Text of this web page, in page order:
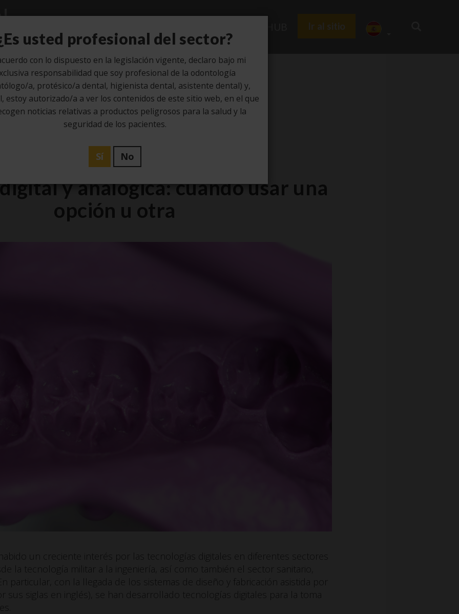
Ir al sitio
28
Ene
Estudio
y analógica: cuándo usar una
opción u otra
un creciente interés por las tecnologías digitales en diferentes sectores
la tecnología militar a la ingeniería, así como también el sector sanitario,
particular, con la llegada de los sistemas de diseño y fabricación asistida por
sus siglas en inglés), se han desarrollado tecnologías digitales para la toma
usted profesional del sector?
con lo dispuesto en la legislación vigente, declaro bajo mi
responsabilidad que soy profesional de la odontología
a, protésico/a dental, higienista dental, asistente dental) y,
estoy autorizado/a a ver los contenidos de este sitio web, en el que
noticias relativas a productos peligrosos para la salud y la
seguridad de los pacientes.
Sí No